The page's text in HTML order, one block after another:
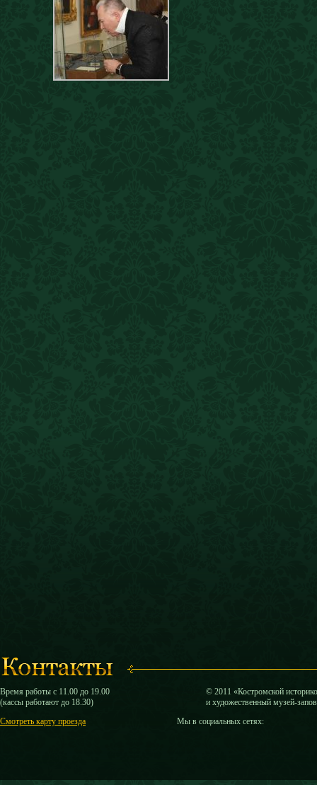
Время работы с 11.00 до 19.00
(кассы работают до 18.30)
Смотреть карту проезда
© 2011 «Костромской
и художественный музей-
Мы в социальных сетях: